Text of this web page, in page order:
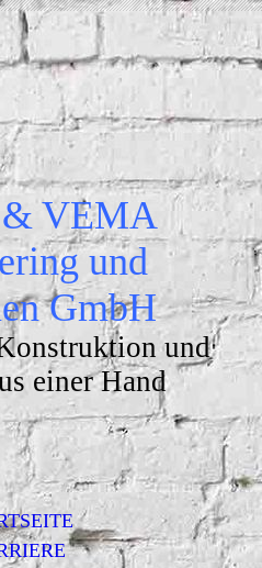
VEMA
und
GmbH
und
einer Hand